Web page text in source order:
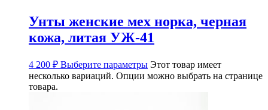
Унты женские мех норка, черная
кожа, литая УЖ-41
4 200 ₽ Выберите параметры Этот товар имеет
несколько вариаций. Опции можно выбрать на странице
товара.